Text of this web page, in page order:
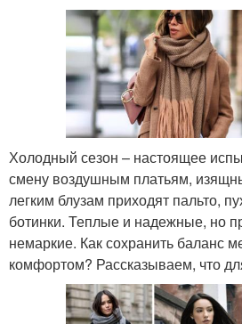
Холодный сезон – настоящее
смену воздушным платьям,
легким блузам приходят пальто,
ботинки. Теплые и надежные, но
немаркие. Как сохранить баланс
комфортом? Рассказываем, что